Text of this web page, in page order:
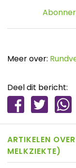
Meer over:
Deel dit bericht:
ARTIKELEN
MELKZIEKTE)